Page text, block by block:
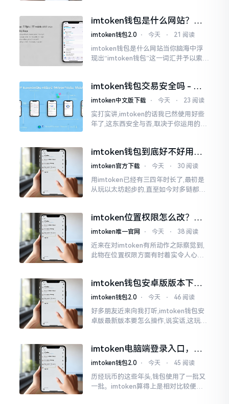
打开钱包查看时
imtoken钱包是什么网站？一
文说清楚这玩意
imtoken钱包2.0 ⋅ 今天 ⋅ 21 阅读
imtoken钱包是什么网站当你脑海中浮
现出“imtoken钱包”这一词汇并予以索求
我也曾短暂错愕
imtoken钱包交易安全吗 - 老
用户的一些心里话
imtoken中文版下载 ⋅ 今天 ⋅ 23 阅读
实打实讲,imtoken的话我已然使用好些
年了,这东西安全与否,取决于你运用的方
睹过非常多的人
imtoken钱包到底好不好用？
老玩家说说真实体验
imtoken官方下载 ⋅ 今天 ⋅ 30 阅读
用imtoken已经有三四年时长了,最初是
从玩以太坊起步的,直至如今对多链都有
imtoken位置权限怎么改？手
把手教你搞定
imtoken唯一官网 ⋅ 今天 ⋅ 38 阅读
近来在对imtoken有所动作之际察觉到,
此物在位置权限方面有时着实令人心生
的模样
imtoken钱包安卓版版本下载
安装教程
imtoken钱包2.0 ⋅ 今天 ⋅ 46 阅读
好多朋友近来向我打听,imtoken钱包安
卓版最新版本要怎么操作,说实话,这玩意
0版本
imtoken电脑端登录入口，地
址在这里
imtoken钱包2.0 ⋅ 今天 ⋅ 45 阅读
历经玩币的这些年头,钱包使用了一批又
一批。imtoken算得上是相对比较便于